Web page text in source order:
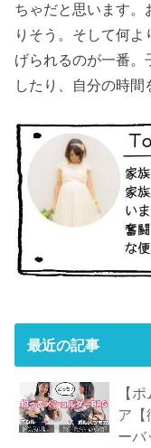
ちゃだと思います。
りそう。そして何
げられるのが一番。
したり、自分の時間
最近の記事
【
ア【
ーバ